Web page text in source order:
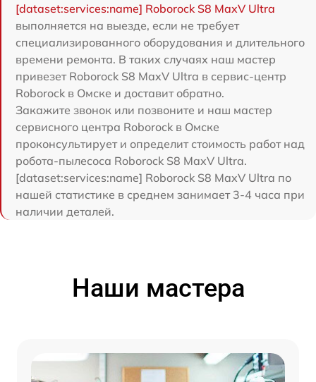
[dataset:services:name] Roborock S8 MaxV Ultra
выполняется на выезде, если не требует
специализированного оборудования и длительного
времени ремонта. В таких случаях наш мастер
привезет Roborock S8 MaxV Ultra в сервис-центр
Roborock в Омске и доставит обратно.
Закажите звонок или позвоните и наш мастер
сервисного центра Roborock в Омске
проконсультирует и определит стоимость работ над
робота-пылесоса Roborock S8 MaxV Ultra.
[dataset:services:name] Roborock S8 MaxV Ultra по
нашей статистике в среднем занимает 3-4 часа при
наличии деталей.
Наши мастера